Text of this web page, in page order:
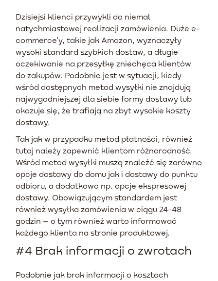
Dzisiejsi klienci przywykli do niemal
natychmiastowej realizacji zamówienia. Duże e-
commerce’y, takie jak Amazon, wyznaczyły
wysoki standard szybkich dostaw, a długie
oczekiwanie na przesyłkę zniechęca klientów
do zakupów. Podobnie jest w sytuacji, kiedy
wśród dostępnych metod wysyłki nie znajdują
najwygodniejszej dla siebie formy dostawy lub
okazuje się, że trafiają na zbyt wysokie koszty
dostawy.
Tak jak w przypadku metod płatności, również
tutaj należy zapewnić klientom różnorodność.
Wśród metod wysyłki muszą znaleźć się zarówno
opcje dostawy do domu jak i dostawy do punktu
odbioru, a dodatkowo np. opcje ekspresowej
dostawy. Obowiązującym standardem jest
również wysyłka zamówienia w ciągu 24-48
godzin – o tym również warto informować
każdego klienta na stronie produktowej.
#4 Brak informacji o zwrotach
Podobnie jak brak informacji o kosztach